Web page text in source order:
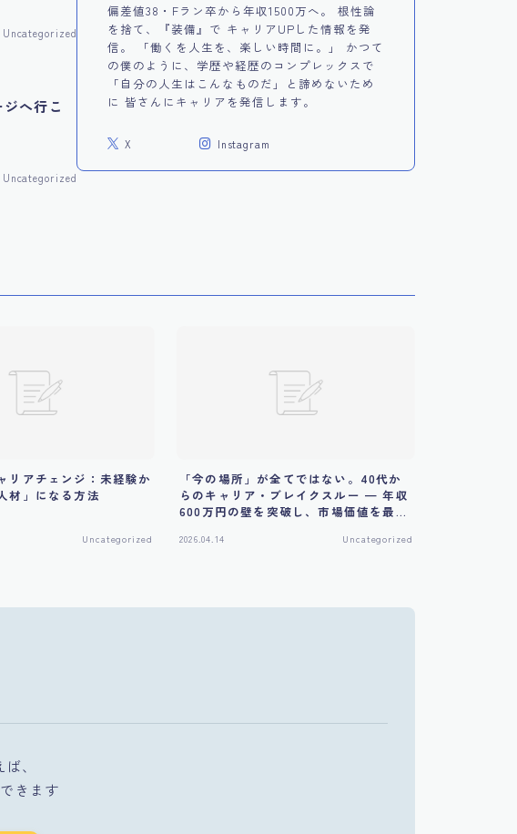
Uncategorized
へ行こ
Uncategorized
偏差値38・Fラン卒から年収1500万へ。 根性論
を捨て、『装備』で キャリアUPした情報を発
信。 「働くを人生を、楽しい時間に。」 かつて
の僕のように、学歴や経歴のコンプレックスで
「自分の人生はこんなものだ」と諦めないため
に 皆さんにキャリアを発信します。
X Instagram
リアチェンジ：未経験か
材」になる方法
Uncategorized
「今の場所」が全てではない。40代か
らのキャリア・ブレイクスルー — 年収
600万円の壁を突破し、市場価値を最大
2026.04.14 Uncategorized
、
きます